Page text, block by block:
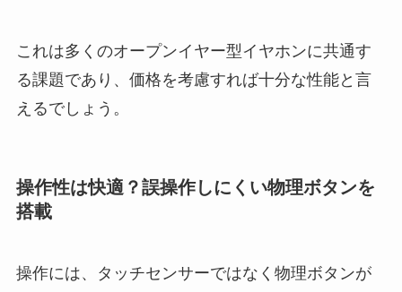
これは多くのオープンイヤー型イヤホンに共通す
る課題であり、価格を考慮すれば十分な性能と言
えるでしょう。
操作性は快適？誤操作しにくい物理ボタンを
搭載
操作には、タッチセンサーではなく物理ボタンが